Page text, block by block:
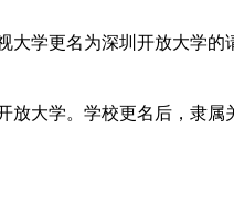
大学更名为深圳开放大学
放大学。学校更名后，隶